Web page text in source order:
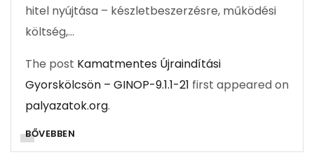
hitel nyújtása – készletbeszerzésre, működési
költség,…
The post Kamatmentes Újraindítási
Gyorskölcsön – GINOP-9.1.1-21 first appeared on
palyazatok.org.
BŐVEBBEN